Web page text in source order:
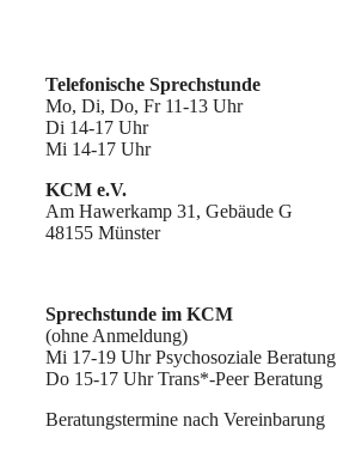
Telefonische Sprechstunde
Mo, Di, Do, Fr 11-13 Uhr
Di 14-17 Uhr
Mi 14-17 Uhr
KCM e.V.
Am Hawerkamp 31, Gebäude G
48155 Münster
Sprechstunde im KCM
(ohne Anmeldung)
Mi 17-19 Uhr Psychosoziale Beratung
Do 15-17 Uhr Trans*-Peer Beratung
Beratungstermine nach Vereinbarung